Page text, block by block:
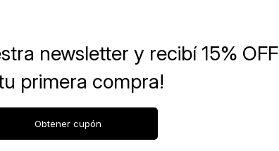
newsletter y recibí 15% OFF
primera compra!
Obtener cupón